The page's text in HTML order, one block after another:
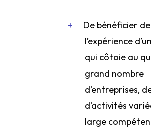
De bénéficier de
l’expérience
qui côtoie au
grand nombre
d’entreprises,
d’activités
large